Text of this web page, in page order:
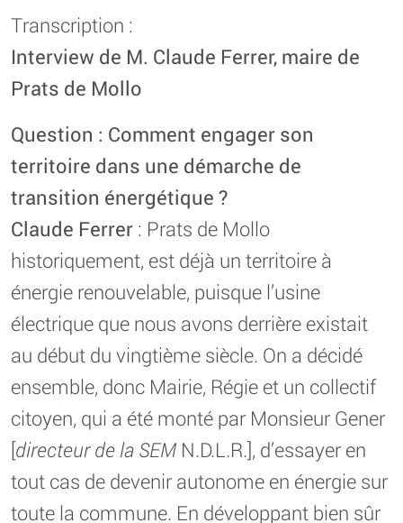
Transcription :
Interview de M. Claude Ferrer, maire de
Prats de Mollo
Question : Comment engager son
territoire dans une démarche de
transition énergétique ?
Claude Ferrer : Prats de Mollo
historiquement, est déjà un territoire à
énergie renouvelable, puisque l’usine
électrique que nous avons derrière existait
au début du vingtième siècle. On a décidé
ensemble, donc Mairie, Régie et un collectif
citoyen, qui a été monté par Monsieur Gener
[directeur de la SEM N.D.L.R.], d’essayer en
tout cas de devenir autonome en énergie sur
toute la commune. En développant bien sûr